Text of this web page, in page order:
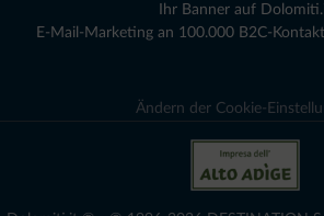
Ihr Banner auf
E-Mail-Marketing an 100.000 B2C-
Ändern der Cookie-